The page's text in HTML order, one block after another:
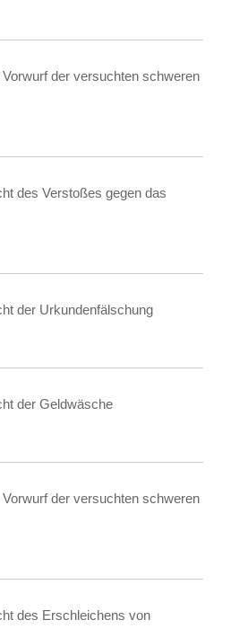
der versuchten schweren
des Verstoßes gegen das
der Urkundenfälschung
der Geldwäsche
der versuchten schweren
des Erschleichens von